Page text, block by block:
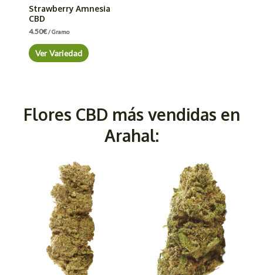
Strawberry Amnesia
CBD
4.50€/ Gramo
Ver Variedad
Flores CBD más vendidas en
Arahal: